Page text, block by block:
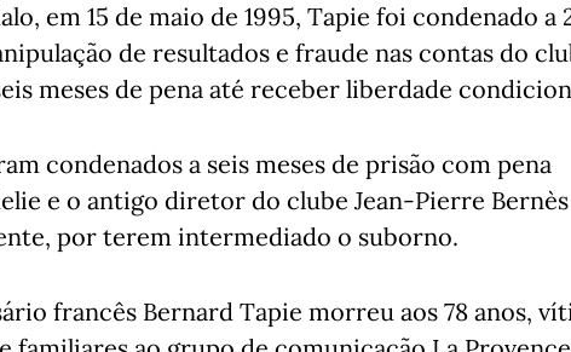
em 15 de maio de 1995, Tapie foi condenado a
de resultados e fraude nas contas do
meses de pena até receber liberdade
condenados a seis meses de prisão com pena
e o antigo diretor do clube Jean-Pierre
por terem intermediado o suborno.
francês Bernard Tapie morreu aos 78 anos,